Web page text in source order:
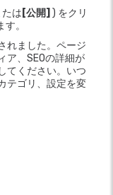
は [公開] ) をクリ
。
れました。ページ
ア、SEOの詳細が
てください。いつ
テゴリ、設定を変